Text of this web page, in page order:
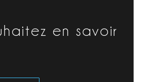
en savoir